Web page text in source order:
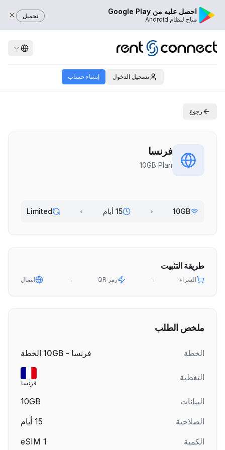
احصل عليه من Google Play
متاح لنظام Android تحميل
تسجيل الدخول إنشاء حساب
رجوع
فرنسا
10GB Plan
10GB
• 15 أيام •
Limited
طريقة التثبيت
الشراء → رمز QR → اتصال
ملخص الطلب
الخطة فرنسا - 10GB الخطة
التغطية
فرنسا
البيانات
10GB
الصلاحية
15 أيام
الكمية
1